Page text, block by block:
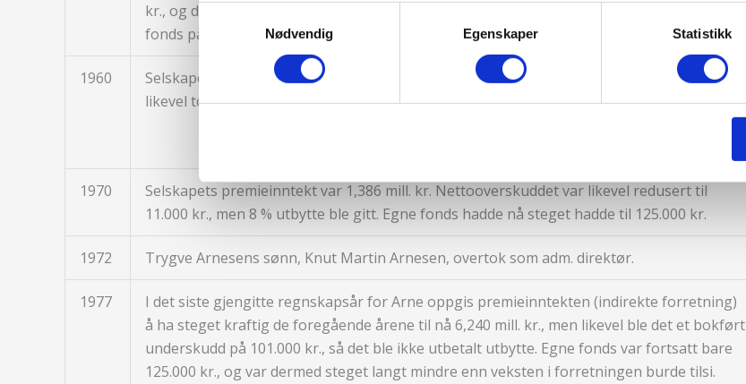
Nødvendig
Egenskaper Statistikk
kr., og det ble gitt 5 % utbytte. Utover aksjekapitalen hadde selskapet opparbeidet egne
fonds på 36.500 kr.
1960
Selskapets premieinntekt var 434.000 kr. Nettooverskuddet var bare 15.000 kr., men
likevel tok Dovre 7 % utbytte, som det var rom for.
1970
Selskapets premieinntekt var 1,386 mill. kr. Nettooverskuddet var likevel redusert til
11.000 kr., men 8 % utbytte ble gitt. Egne fonds hadde nå steget hadde til 125.000 kr.
1972 Trygve Arnesens sønn, Knut Martin Arnesen, overtok som adm. direktør.
1977
I det siste gjengitte regnskapsår for Arne oppgis premieinntekten (indirekte forretning)
å ha steget kraftig de foregående årene til nå 6,240 mill. kr., men likevel ble det et bokført
underskudd på 101.000 kr., så det ble ikke utbetalt utbytte. Egne fonds var fortsatt bare
125.000 kr., og var dermed steget langt mindre enn veksten i forretningen burde tilsi.